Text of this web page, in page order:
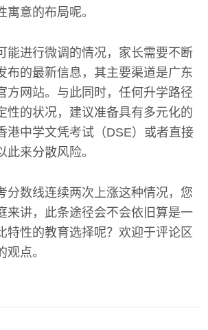
寓意的布局呢。
能进行微调的情况，家长需要不断
布的最新信息，其主要渠道是广东
方网站。与此同时，任何升学路径
性的状况，建议准备具有多元化的
港中学文凭考试（DSE）或者直接
此来分散风险。
分数线连续两次上涨这种情况，您
来讲，此条途径会不会依旧算是一
特性的教育选择呢？欢迎于评论区
点。